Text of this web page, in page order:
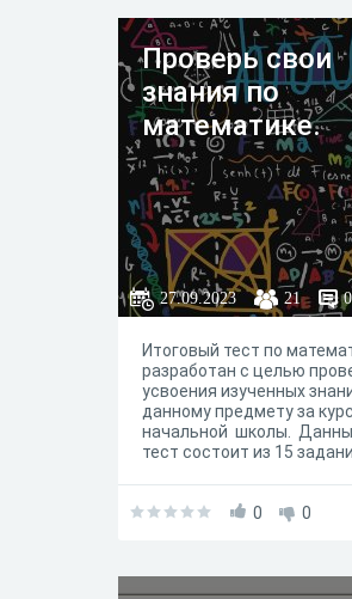
Проверь свои
знания по
математике.
27.09.2023 21 0
Итоговый тест по
разработан с целью
усвоения изученных
данному предмету за курс
начальной школы.
тест состоит из 15
0 0